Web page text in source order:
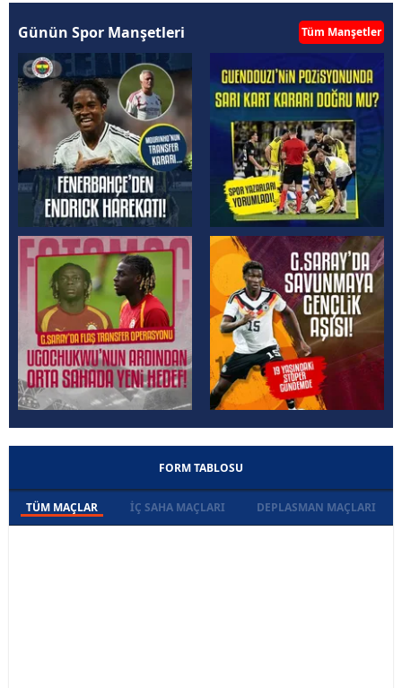
Günün Spor Manşetleri Tüm Manşetler
FORM TABLOSU
TÜM MAÇLAR İÇ SAHA MAÇLARI DEPLASMAN MAÇLARI